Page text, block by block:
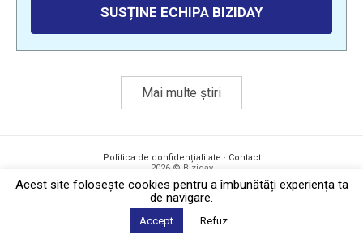
SUSȚINE ECHIPA BIZIDAY
Mai multe știri
Politica de confidențialitate · Contact
2026 © Biziday
Acest site foloseşte cookies pentru a îmbunătăți experiența ta
de navigare.
Accept Refuz